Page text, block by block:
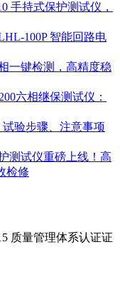
手持式保护测试仪，
100P 智能回路电
一键检测，高精度稳
六相继保测试仪：
验步骤、注意事项
测试仪重磅上线！高
检修
质量管理体系认证证